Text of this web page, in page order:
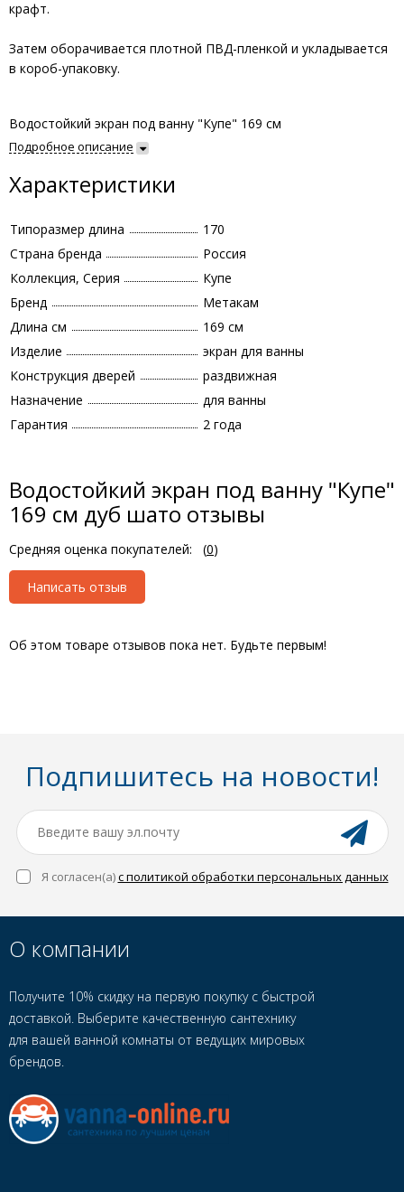
крафт.
Затем оборачивается плотной ПВД-пленкой и укладывается
в короб-упаковку.
Водостойкий экран под ванну "Купе" 169 см
Подробное описание
Характеристики
Типоразмер длина
170
Страна бренда
Россия
Коллекция, Серия
Купе
Бренд
Метакам
Длина см
169 см
Изделие
экран для ванны
Конструкция дверей
раздвижная
Назначение
для ванны
Гарантия
2 года
Водостойкий экран под ванну "Купе"
169 см дуб шато отзывы
Средняя оценка покупателей: (0)
Написать отзыв
Об этом товаре отзывов пока нет. Будьте первым!
Подпишитесь на новости!
Я согласен(a)с политикой обработки персональных данных
О компании
Получите 10% скидку на первую покупку с быстрой
доставкой. Выберите качественную сантехнику
для вашей ванной комнаты от ведущих мировых
брендов.